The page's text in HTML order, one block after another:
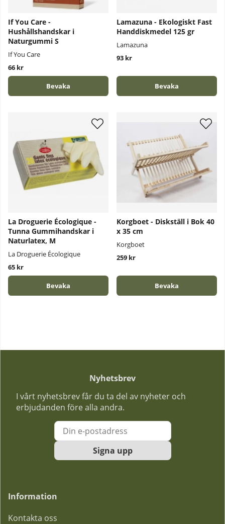
If You Care -
Hushållshandskar i
Naturgummi S
If You Care
66 kr
Bevaka
Lamazuna - Ekologiskt Fast
Handdiskmedel 125 gr
Lamazuna
93 kr
Bevaka
La Droguerie Écologique -
Tunna Gummihandskar i
Naturlatex, M
La Droguerie Écologique
65 kr
Bevaka
Korgboet - Diskställ i Bok 40
x 35 cm
Korgboet
259 kr
Bevaka
Nyhetsbrev
I vårt nyhetsbrev får du ta del av nyheter och
erbjudanden före alla andra.
Signa upp
Information
Kontakta oss